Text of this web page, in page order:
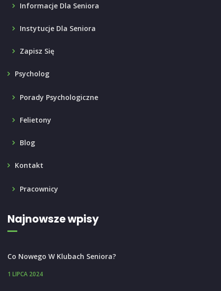
Informacje Dla Seniora
Instytucje Dla Seniora
Zapisz Się
Psycholog
Porady Psychologiczne
Felietony
Blog
Kontakt
Pracownicy
Najnowsze wpisy
Co Nowego W Klubach Seniora?
1 LIPCA 2024